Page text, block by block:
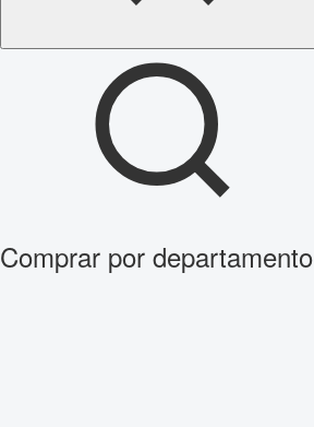
Comprar por departamento